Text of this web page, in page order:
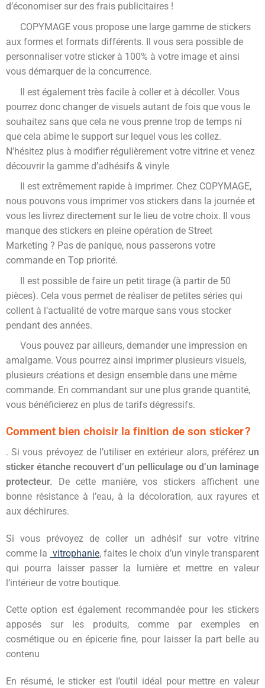
d’économiser sur des frais publicitaires !
COPYMAGE vous propose une large gamme de stickers
aux formes et formats différents. Il vous sera possible de
personnaliser votre sticker à 100% à votre image et ainsi
vous démarquer de la concurrence.
Il est également très facile à coller et à décoller. Vous
pourrez donc changer de visuels autant de fois que vous le
souhaitez sans que cela ne vous prenne trop de temps ni
que cela abîme le support sur lequel vous les collez.
N’hésitez plus à modifier régulièrement votre vitrine et venez
découvrir la gamme d’adhésifs & vinyle
Il est extrêmement rapide à imprimer. Chez COPYMAGE,
nous pouvons vous imprimer vos stickers dans la journée et
vous les livrez directement sur le lieu de votre choix. Il vous
manque des stickers en pleine opération de Street
Marketing ? Pas de panique, nous passerons votre
commande en Top priorité.
Il est possible de faire un petit tirage (à partir de 50
pièces). Cela vous permet de réaliser de petites séries qui
collent à l’actualité de votre marque sans vous stocker
pendant des années.
Vous pouvez par ailleurs, demander une impression en
amalgame. Vous pourrez ainsi imprimer plusieurs visuels,
plusieurs créations et design ensemble dans une même
commande. En commandant sur une plus grande quantité,
vous bénéficierez en plus de tarifs dégressifs.
Comment bien choisir la finition de son sticker ?
. Si vous prévoyez de l’utiliser en extérieur alors, préférez un
sticker étanche recouvert d’un pelliculage ou d’un laminage
protecteur. De cette manière, vos stickers affichent une
bonne résistance à l’eau, à la décoloration, aux rayures et
aux déchirures.
Si vous prévoyez de coller un adhésif sur votre vitrine
comme la vitrophanie, faites le choix d’un vinyle transparent
qui pourra laisser passer la lumière et mettre en valeur
l’intérieur de votre boutique.
Cette option est également recommandée pour les stickers
apposés sur les produits, comme par exemples en
cosmétique ou en épicerie fine, pour laisser la part belle au
contenu
En résumé, le sticker est l’outil idéal pour mettre en valeur